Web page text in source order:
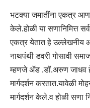
भटक्या जमातींना एकत्र
केले.होळी या सणानिमित्त
एकत्र येतात हे उल्लेखनीय
नाथपंथी डवरी गोसावी
म्हणजे ॲड .डॉ.अरुण जाधव
मार्गदर्शन करतात.यावेळी
मार्गदर्शन केले.व होळी सणा